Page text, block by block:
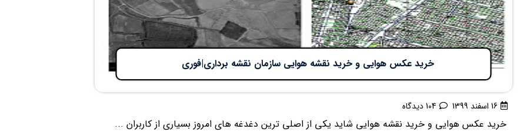
خرید عکس هوایی و خرید نقشه هوایی سازمان نقشه برداری|فوری
16 اسفند 1399 104 دیدگاه
خرید عکس هوایی و خرید نقشه هوایی شاید یکی از اصلی ترین دغدغه های امروز بسیاری از کاربران ...